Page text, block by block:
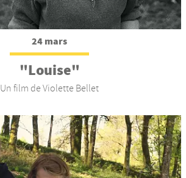
24 mars
"Louise"
Un film de Violette Bellet